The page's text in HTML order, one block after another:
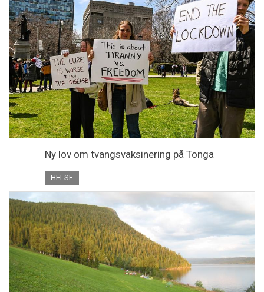
Ny lov om tvangsvaksinering på Tonga
HELSE